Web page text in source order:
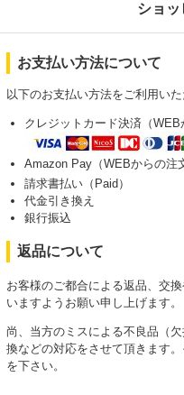
ショッ
お支払い方法について
以下のお支払い方法をご利用いた
クレジットカード決済（WEB
Amazon Pay（WEBからの注
請求書払い（Paid）
代金引き換え
銀行振込
返品について
お客様のご都合による返品、交
いますようお願い申し上げます。
尚、当方のミスによる不良品（
換などの対応をさせて頂きます
を下さい。